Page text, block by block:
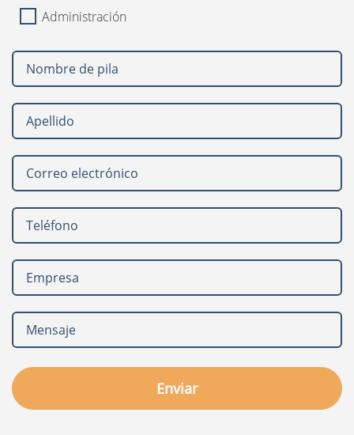
Suomi
Administración